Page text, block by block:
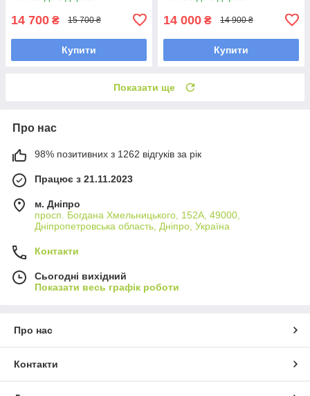
14 700 ₴ 15 700 ₴
Купити
14 000 ₴ 14 900 ₴
Купити
Показати ще
Про нас
98% позитивних з 1262 відгуків за рік
Працює з 21.11.2023
м. Дніпро
просп. Богдана Хмельницького, 152А, 49000,
Дніпропетровська область, Дніпро, Україна
Контакти
Сьогодні вихідний
Показати весь графік роботи
Про нас
Контакти